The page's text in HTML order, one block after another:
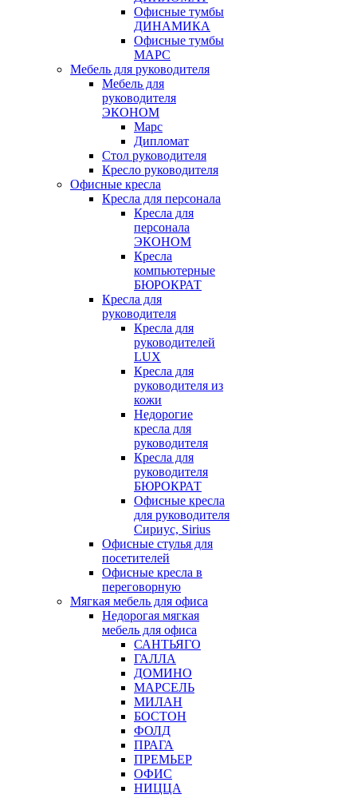
Офисные тумбы
ДИНАМИКА
Офисные тумбы
МАРС
Мебель для руководителя
Мебель для
руководителя
ЭКОНОМ
Марс
Дипломат
Стол руководителя
Кресло руководителя
Офисные кресла
Кресла для персонала
Кресла для
персонала
ЭКОНОМ
Кресла
компьютерные
БЮРОКРАТ
Кресла для
руководителя
Кресла для
руководителей
LUX
Кресла для
руководителя из
кожи
Недорогие
кресла для
руководителя
Кресла для
руководителя
БЮРОКРАТ
Офисные кресла
для руководителя
Сириус, Sirius
Офисные стулья для
посетителей
Офисные кресла в
переговорную
Мягкая мебель для офиса
Недорогая мягкая
мебель для офиса
САНТЬЯГО
ГАЛЛА
ДОМИНО
МАРСЕЛЬ
МИЛАН
БОСТОН
ФОЛД
ПРАГА
ПРЕМЬЕР
ОФИС
НИЦЦА